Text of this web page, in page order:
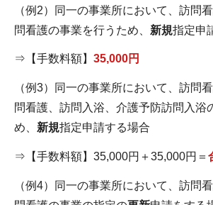
（例2）同一の事業所において、訪問
問看護の事業を行うため、 新規指定申
⇒【手数料額】 35,000円
（例3）同一の事業所において、訪問
問看護、訪問入浴、介護予防訪問入浴
め、 新規指定申請する場合
⇒【手数料額】35,000円＋35,000円＝
（例4）同一の事業所において、訪問